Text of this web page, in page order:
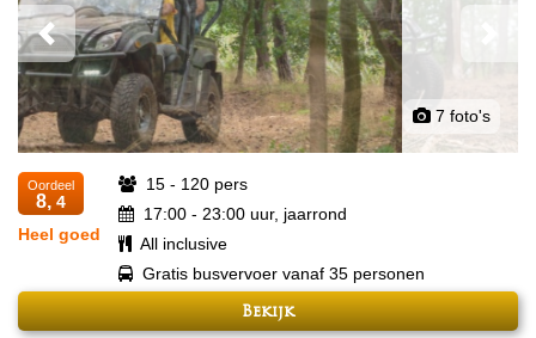
7 foto's
Previous
Oordeel
8, 4
Heel goed
15 - 120 pers
17:00 - 23:00 uur, jaarrond
All inclusive
Gratis busvervoer vanaf 35 personen
Bekijk